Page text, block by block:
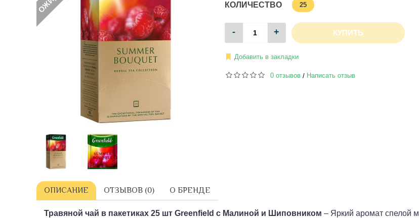
КОЛИЧЕСТВО 25
- + КУПИТЬ
Добавить в закладки
0 отзывов / Написать отзыв
ОПИСАНИЕ ОТЗЫВОВ (0) О БРЕНДЕ
Травяной чай в пакетиках 25 шт Greenfield с Малиной и Шиповником – Яркий аромат спелой